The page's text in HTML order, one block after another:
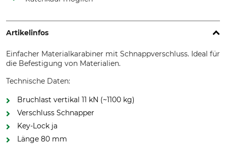
Artikelinfos
Einfacher Materialkarabiner mit Schnappverschluss. Ideal für
die Befestigung von Materialien.
Technische Daten:
Bruchlast vertikal 11 kN (~1100 kg)
Verschluss Schnapper
Key-Lock ja
Länge 80 mm